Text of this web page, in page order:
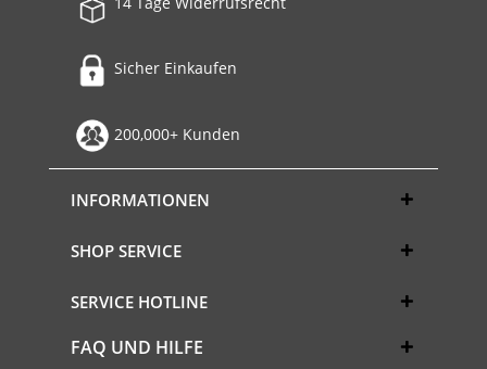
Sicher Einkaufen
200,000+ Kunden
INFORMATIONEN
SHOP SERVICE
SERVICE HOTLINE
FAQ UND HILFE